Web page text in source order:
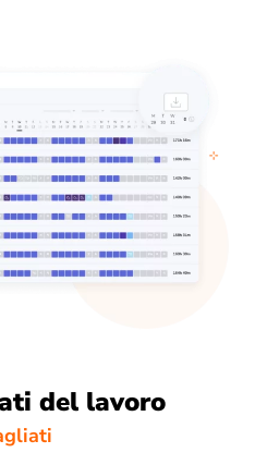
del lavoro